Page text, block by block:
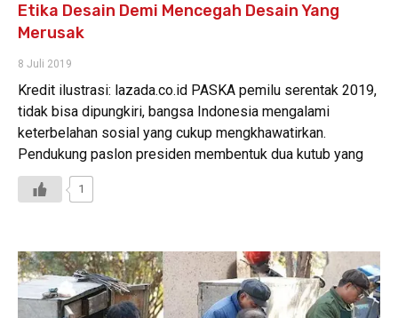
Etika Desain Demi Mencegah Desain Yang
Merusak
8 Juli 2019
Kredit ilustrasi: lazada.co.id PASKA pemilu serentak 2019,
tidak bisa dipungkiri, bangsa Indonesia mengalami
keterbelahan sosial yang cukup mengkhawatirkan.
Pendukung paslon presiden membentuk dua kutub yang
1